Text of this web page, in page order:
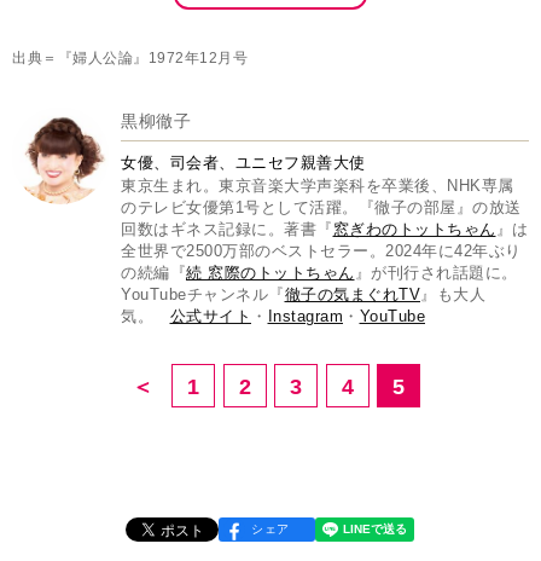
出典＝『婦人公論』1972年12月号
黒柳徹子
女優、司会者、ユニセフ親善大使
東京生まれ。東京音楽大学声楽科を卒業後、NHK専属
のテレビ女優第1号として活躍。『徹子の部屋』の放送
回数はギネス記録に。著書『 窓ぎわのトットちゃん 』は
全世界で2500万部のベストセラー。2024年に42年ぶり
の続編『続 窓際のトットちゃん 』が刊行され話題に。
YouTubeチャンネル『徹子の気まぐれTV』も大人
気。 公式サイト ・ Instagram ・ YouTube
＜ 1 2 3 4 5
シェア